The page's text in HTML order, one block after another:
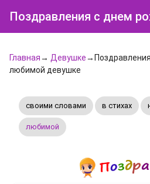
Поздравления с днем
Главная→ Девушке
любимой девушке
своими словами в стихах
любимой